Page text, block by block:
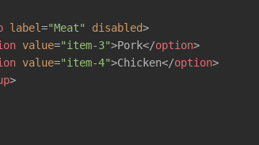
label="Meat" disabled>
value="item-3">Pork</option>
value="item-4">Chicken</option>
>